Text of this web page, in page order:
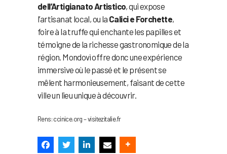
dell’Artigianato Artistico, qui expose
l’artisanat local, ou la Calici e Forchette,
foire à la truffe qui enchante les papilles et
témoigne de la richesse gastronomique de la
région. Mondovì offre donc une expérience
immersive où le passé et le présent se
mêlent harmonieusement, faisant de cette
ville un lieu unique à découvrir.
Rens: ccinice.org – visitezitalie.fr